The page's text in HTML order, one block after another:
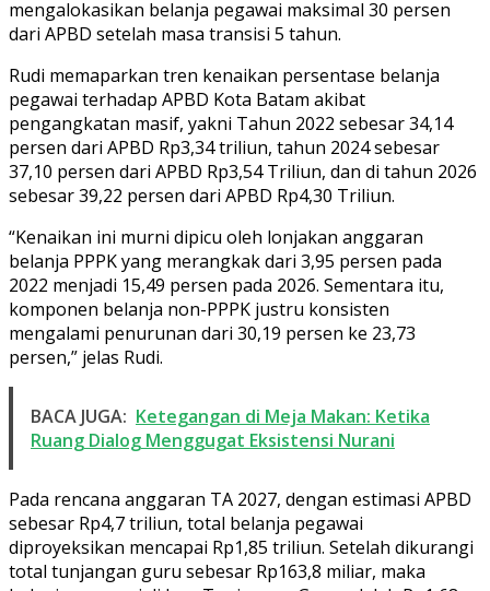
mengalokasikan belanja pegawai maksimal 30 persen
dari APBD setelah masa transisi 5 tahun.
Rudi memaparkan tren kenaikan persentase belanja
pegawai terhadap APBD Kota Batam akibat
pengangkatan masif, yakni Tahun 2022 sebesar 34,14
persen dari APBD Rp3,34 triliun, tahun 2024 sebesar
37,10 persen dari APBD Rp3,54 Triliun, dan di tahun 2026
sebesar 39,22 persen dari APBD Rp4,30 Triliun.
“Kenaikan ini murni dipicu oleh lonjakan anggaran
belanja PPPK yang merangkak dari 3,95 persen pada
2022 menjadi 15,49 persen pada 2026. Sementara itu,
komponen belanja non-PPPK justru konsisten
mengalami penurunan dari 30,19 persen ke 23,73
persen,” jelas Rudi.
BACA JUGA: Ketegangan di Meja Makan: Ketika
Ruang Dialog Menggugat Eksistensi Nurani
Pada rencana anggaran TA 2027, dengan estimasi APBD
sebesar Rp4,7 triliun, total belanja pegawai
diproyeksikan mencapai Rp1,85 triliun. Setelah dikurangi
total tunjangan guru sebesar Rp163,8 miliar, maka